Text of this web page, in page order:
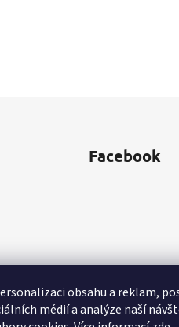
obsahu a reklam,
médií a analýze naší
Facebook